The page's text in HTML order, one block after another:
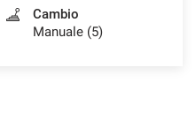
Cambio
Manuale (5)